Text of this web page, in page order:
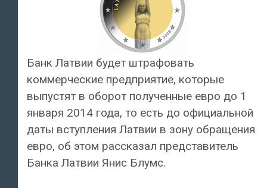
Банк Латвии будет штрафовать
коммерческие предприятие, которые
выпустят в оборот полученные евро до 1
января 2014 года, то есть до официальной
даты вступления Латвии в зону обращения
евро, об этом рассказал представитель
Банка Латвии Янис Блумс.